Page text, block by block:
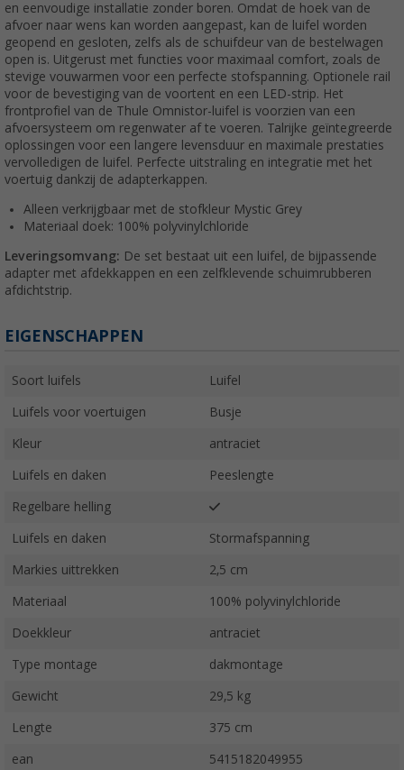
en eenvoudige installatie zonder boren. Omdat de hoek van de
afvoer naar wens kan worden aangepast, kan de luifel worden
geopend en gesloten, zelfs als de schuifdeur van de bestelwagen
open is. Uitgerust met functies voor maximaal comfort, zoals de
stevige vouwarmen voor een perfecte stofspanning. Optionele rail
voor de bevestiging van de voortent en een LED-strip. Het
frontprofiel van de Thule Omnistor-luifel is voorzien van een
afvoersysteem om regenwater af te voeren. Talrijke geïntegreerde
oplossingen voor een langere levensduur en maximale prestaties
vervolledigen de luifel. Perfecte uitstraling en integratie met het
voertuig dankzij de adapterkappen.
Alleen verkrijgbaar met de stofkleur Mystic Grey
Materiaal doek: 100% polyvinylchloride
Leveringsomvang: De set bestaat uit een luifel, de bijpassende
adapter met afdekkappen en een zelfklevende schuimrubberen
afdichtstrip.
EIGENSCHAPPEN
Soort luifels Luifel
Luifels voor voertuigen Busje
Kleur antraciet
Luifels en daken Peeslengte
Regelbare helling
Luifels en daken Stormafspanning
Markies uittrekken 2,5 cm
Materiaal 100% polyvinylchloride
Doekkleur antraciet
Type montage dakmontage
Gewicht 29,5 kg
Lengte 375 cm
ean 5415182049955